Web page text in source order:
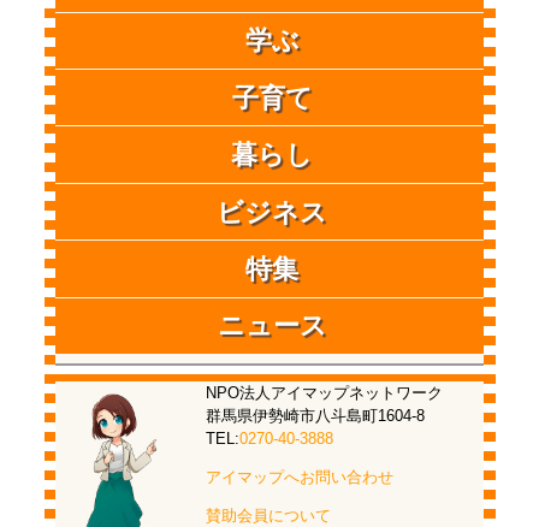
学ぶ
子育て
暮らし
ビジネス
特集
ニュース
NPO法人アイマップネットワーク
群馬県伊勢崎市八斗島町1604-8
TEL:0270-40-3888
アイマップへお問い合わせ
賛助会員について